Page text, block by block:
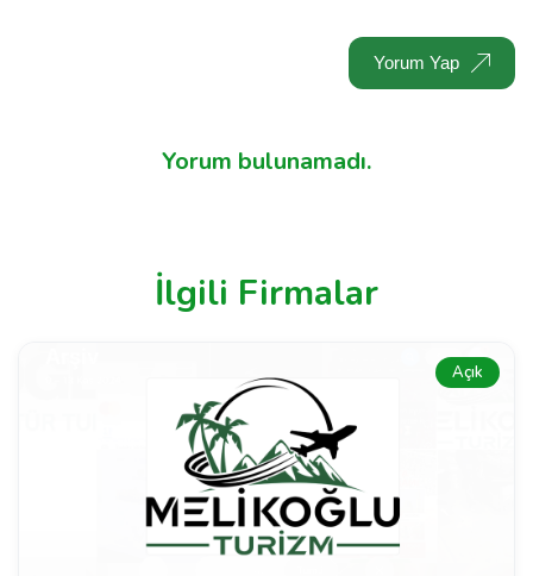
Yorum Yap
Yorum bulunamadı.
İlgili Firmalar
Açık